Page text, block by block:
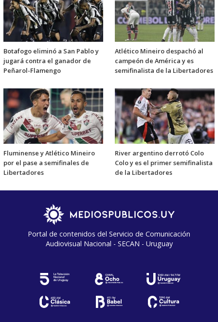
Botafogo eliminó a San Pablo y
jugará contra el ganador de
Peñarol-Flamengo
Atlético Mineiro despachó al
campeón de América y es
semifinalista de la Libertadores
Fluminense y Atlético Mineiro
por el pase a semifinales de
Libertadores
River argentino derrotó Colo
Colo y es el primer semifinalista
de la Libertadores
Portal de contenidos del Servicio de Comunicación
Audiovisual Nacional - SECAN - Uruguay